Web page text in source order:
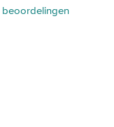
beoordelingen